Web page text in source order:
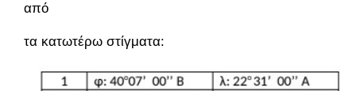
από
τα κατωτέρω στίγματα: